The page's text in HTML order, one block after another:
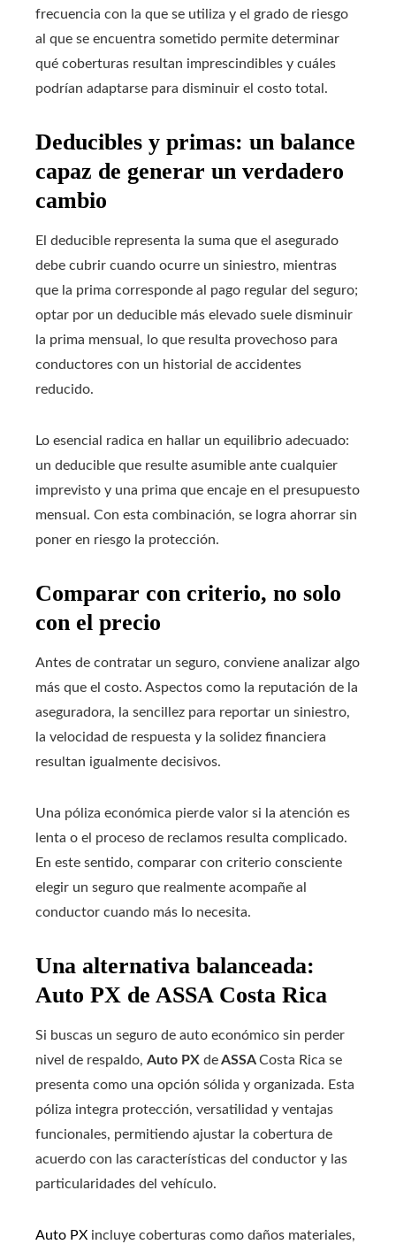
frecuencia con la que se utiliza y el grado de riesgo
al que se encuentra sometido permite determinar
qué coberturas resultan imprescindibles y cuáles
podrían adaptarse para disminuir el costo total.
Deducibles y primas: un balance
capaz de generar un verdadero
cambio
El deducible representa la suma que el asegurado
debe cubrir cuando ocurre un siniestro, mientras
que la prima corresponde al pago regular del seguro;
optar por un deducible más elevado suele disminuir
la prima mensual, lo que resulta provechoso para
conductores con un historial de accidentes
reducido.
Lo esencial radica en hallar un equilibrio adecuado:
un deducible que resulte asumible ante cualquier
imprevisto y una prima que encaje en el presupuesto
mensual. Con esta combinación, se logra ahorrar sin
poner en riesgo la protección.
Comparar con criterio, no solo
con el precio
Antes de contratar un seguro, conviene analizar algo
más que el costo. Aspectos como la reputación de la
aseguradora, la sencillez para reportar un siniestro,
la velocidad de respuesta y la solidez financiera
resultan igualmente decisivos.
Una póliza económica pierde valor si la atención es
lenta o el proceso de reclamos resulta complicado.
En este sentido, comparar con criterio consciente
elegir un seguro que realmente acompañe al
conductor cuando más lo necesita.
Una alternativa balanceada:
Auto PX de ASSA Costa Rica
Si buscas un seguro de auto económico sin perder
nivel de respaldo, Auto PX deASSACosta Rica se
presenta como una opción sólida y organizada. Esta
póliza integra protección, versatilidad y ventajas
funcionales, permitiendo ajustar la cobertura de
acuerdo con las características del conductor y las
particularidades del vehículo.
Auto PX incluye coberturas como daños materiales,